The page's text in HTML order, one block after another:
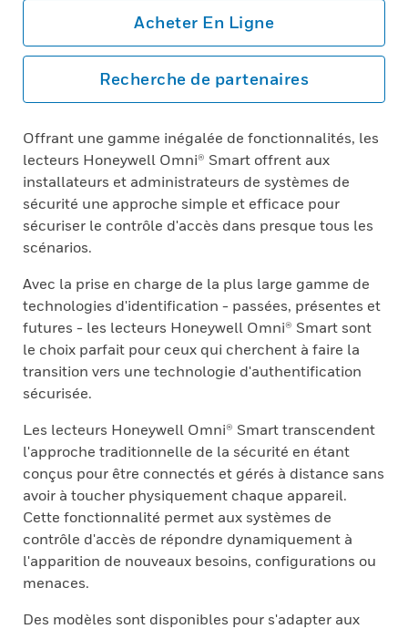
Acheter En Ligne
Recherche de partenaires
Offrant une gamme inégalée de fonctionnalités, les
lecteurs Honeywell Omni® Smart offrent aux
installateurs et administrateurs de systèmes de
sécurité une approche simple et efficace pour
sécuriser le contrôle d'accès dans presque tous les
scénarios.
Avec la prise en charge de la plus large gamme de
technologies d'identification - passées, présentes et
futures - les lecteurs Honeywell Omni® Smart sont
le choix parfait pour ceux qui cherchent à faire la
transition vers une technologie d'authentification
sécurisée.
Les lecteurs Honeywell Omni® Smart transcendent
l'approche traditionnelle de la sécurité en étant
conçus pour être connectés et gérés à distance sans
avoir à toucher physiquement chaque appareil.
Cette fonctionnalité permet aux systèmes de
contrôle d'accès de répondre dynamiquement à
l'apparition de nouveaux besoins, configurations ou
menaces.
Des modèles sont disponibles pour s'adapter aux